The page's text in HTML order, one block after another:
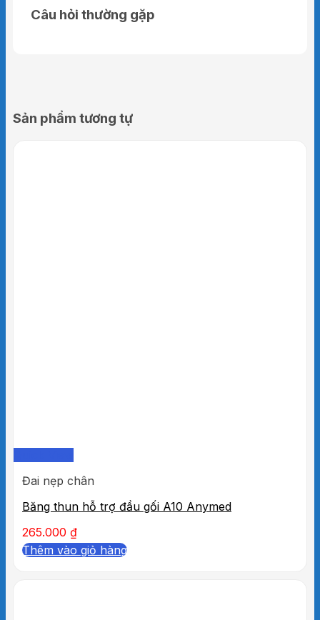
Câu hỏi thường gặp
Sản phẩm tương tự
Đai nẹp chân
Băng thun hỗ trợ đầu gối A10 Anymed
265.000 ₫
Thêm vào giỏ hàng